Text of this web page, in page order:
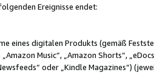
Ereignisse endet:
eines digitalen Produkts (gemäß
Music“, „Amazon Shorts“,
oder „Kindle Magazines“)